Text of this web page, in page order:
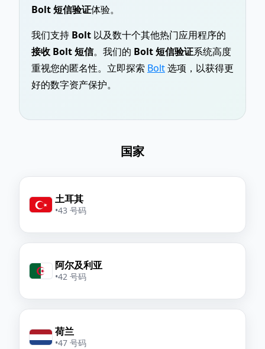
Bolt 短信验证体验。
我们支持 Bolt 以及数十个其他热门应用程序的
接收 Bolt 短信。我们的 Bolt 短信验证系统高度
重视您的匿名性。立即探索 Bolt选项，以获得更
好的数字资产保护。
国家
土耳其
•43 号码
阿尔及利亚
•42 号码
荷兰
•47 号码